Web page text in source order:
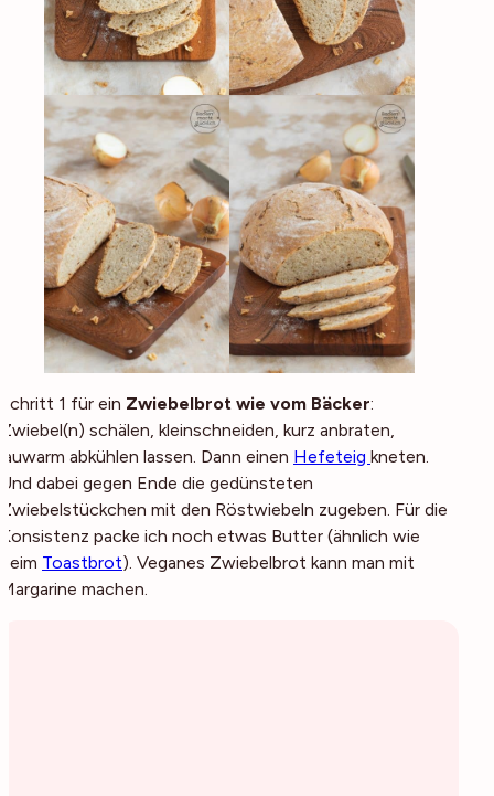
Schritt 1 für ein Zwiebelbrot wie vom Bäcker:
Zwiebel(n) schälen, kleinschneiden, kurz anbraten,
lauwarm abkühlen lassen. Dann einen Hefeteig kneten.
Und dabei gegen Ende die gedünsteten
Zwiebelstückchen mit den Röstwiebeln zugeben. Für die
Konsistenz packe ich noch etwas Butter (ähnlich wie
beim Toastbrot). Veganes Zwiebelbrot kann man mit
Margarine machen.